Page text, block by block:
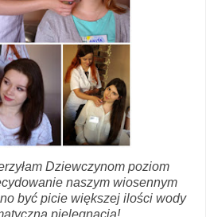
Dziewczynom poziom
naszym wiosennym
być picie większej ilości wody
pielęgnacja!